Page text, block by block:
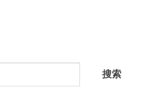
搜索